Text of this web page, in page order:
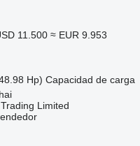
11.500 ≈ EUR 9.953
Hp) Capacidad de carga
Limited